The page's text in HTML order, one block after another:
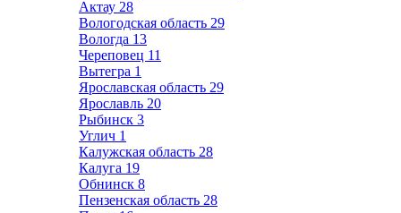
Актау 28
Вологодская область 29
Вологда 13
Череповец 11
Вытегра 1
Ярославская область 29
Ярославль 20
Рыбинск 3
Углич 1
Калужская область 28
Калуга 19
Обнинск 8
Пензенская область 28